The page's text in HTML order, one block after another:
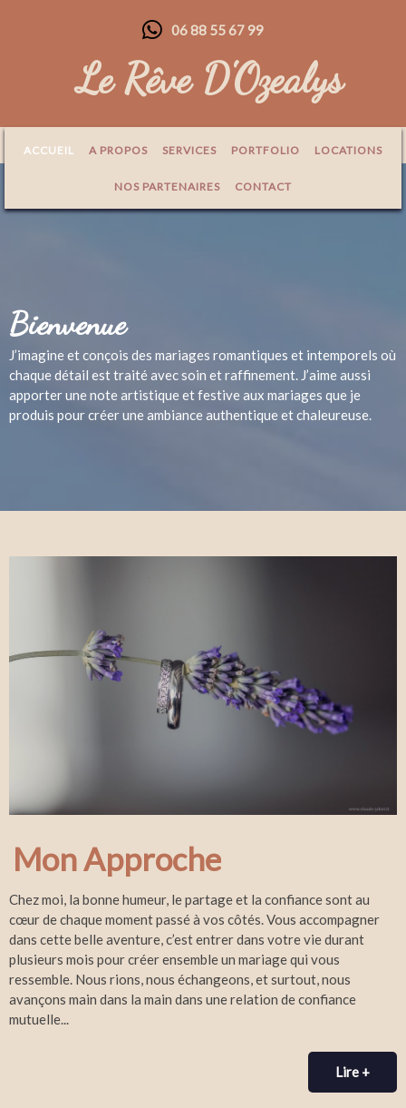
06 88 55 67 99
Le Rêve D'Ozealys
ACCUEIL A PROPOS SERVICES PORTFOLIO LOCATIONS
NOS PARTENAIRES CONTACT
Bienvenue
J’imagine et conçois des mariages romantiques et intemporels où
chaque détail est traité avec soin et raffinement. J’aime aussi
apporter une note artistique et festive aux mariages que je
produis pour créer une ambiance authentique et chaleureuse.
Mon Approche
Chez moi, la bonne humeur, le partage et la confiance sont au
cœur de chaque moment passé à vos côtés. Vous accompagner
dans cette belle aventure, c’est entrer dans votre vie durant
plusieurs mois pour créer ensemble un mariage qui vous
ressemble. Nous rions, nous échangeons, et surtout, nous
avançons main dans la main dans une relation de confiance
mutuelle...
Lire +